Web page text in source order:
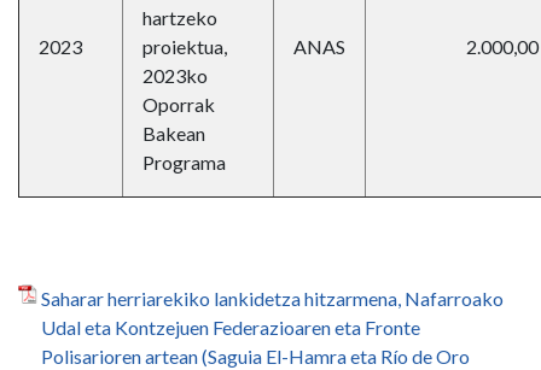
2023
hartzeko
proiektua,
2023ko
Oporrak
Bakean
Programa
ANAS 2.000,00
Saharar herriarekiko lankidetza hitzarmena, Nafarroako
Udal eta Kontzejuen Federazioaren eta Fronte
Polisarioren artean (Saguia El-Hamra eta Río de Oro